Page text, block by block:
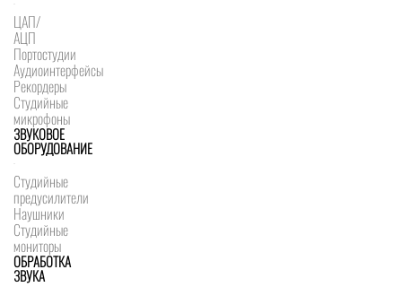
ЦАП/
АЦП
Портостудии
Аудиоинтерфейсы
Рекордеры
Студийные
микрофоны
ЗВУКОВОЕ
ОБОРУДОВАНИЕ
Студийные
предусилители
Наушники
Студийные
мониторы
ОБРАБОТКА
ЗВУКА